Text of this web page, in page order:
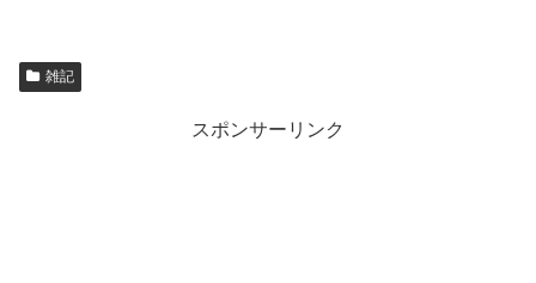
雑記
スポンサーリンク